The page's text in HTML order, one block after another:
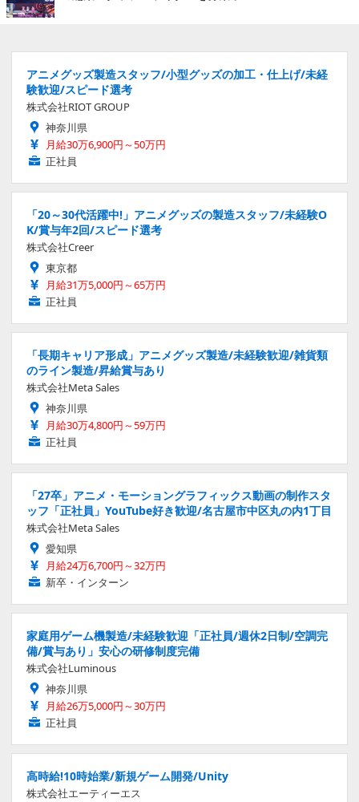
アニメグッズ製造スタッフ/小型グッズの加工・仕上げ/未経
験歓迎/スピード選考
株式会社RIOT GROUP
神奈川県
月給30万6,900円～50万円
正社員
「20～30代活躍中!」アニメグッズの製造スタッフ/未経験O
K/賞与年2回/スピード選考
株式会社Creer
東京都
月給31万5,000円～65万円
正社員
「長期キャリア形成」アニメグッズ製造/未経験歓迎/雑貨類
のライン製造/昇給賞与あり
株式会社Meta Sales
神奈川県
月給30万4,800円～59万円
正社員
「27卒」アニメ・モーショングラフィックス動画の制作スタ
ッフ「正社員」YouTube好き歓迎/名古屋市中区丸の内1丁目
株式会社Meta Sales
愛知県
月給24万6,700円～32万円
新卒・インターン
家庭用ゲーム機製造/未経験歓迎「正社員/週休2日制/空調完
備/賞与あり」安心の研修制度完備
株式会社Luminous
神奈川県
月給26万5,000円～30万円
正社員
高時給!10時始業/新規ゲーム開発/Unity
株式会社エーティーエス